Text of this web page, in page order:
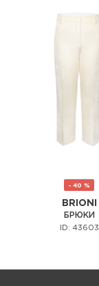
- 40 %
BRIONI
БРЮКИ
ID: 43603